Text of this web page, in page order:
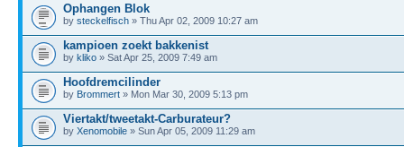
Ophangen Blok
by steckelfisch » Thu Apr 02, 2009 10:27 am
kampioen zoekt bakkenist
by kliko » Sat Apr 25, 2009 7:49 am
Hoofdremcilinder
by Brommert » Mon Mar 30, 2009 5:13 pm
Viertakt/tweetakt-Carburateur?
by Xenomobile » Sun Apr 05, 2009 11:29 am